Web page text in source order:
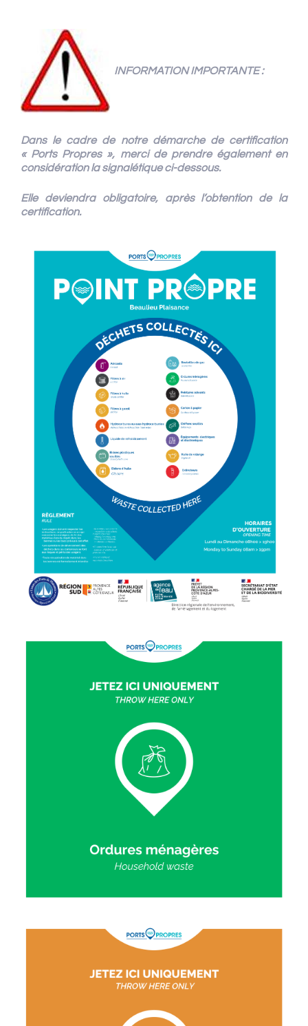
INFORMATION IMPORTANTE :
Dans le cadre de notre démarche de certification
« Ports Propres », merci deprendre également en
considération la signalétique ci-dessous.
Elle deviendra obligatoire, après l’obtention de la
certification.